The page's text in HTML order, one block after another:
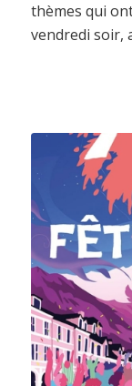
thèmes qui
vendredi soir,